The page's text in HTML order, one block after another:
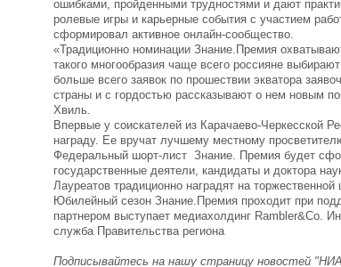
ошибками, пройденными трудностями и дают
ролевые игры и карьерные события с участием
сформировал активное онлайн-сообщество.
«Традиционно номинации Знание.Премия
такого многообразия чаще всего россияне
больше всего заявок по прошествии экватора
страны и с гордостью рассказывают о нем новым
Хвиль.
Впервые у соискателей из Карачаево-Черкесской
награду. Ее вручат лучшему местному
Федеральный шорт-лист Знание. Премия будет
государственные деятели, кандидаты и доктора
Лауреатов традиционно наградят на
Юбилейный сезон Знание.Премия проходит при
партнером выступает медиахолдинг Rambler&Co.
служба Правительства региона
Подписывайтесь на нашу страницу новостей